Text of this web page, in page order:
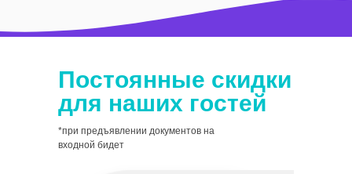
Постоянные скидки
для наших гостей
*при предъявлении документов на
входной бидет